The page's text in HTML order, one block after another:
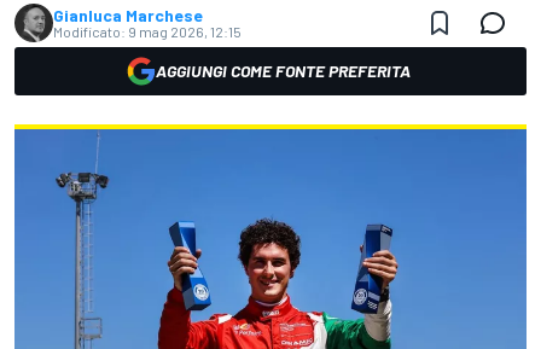
Gianluca Marchese
Modificato: 9 mag 2026, 12:15
AGGIUNGI COME FONTE PREFERITA